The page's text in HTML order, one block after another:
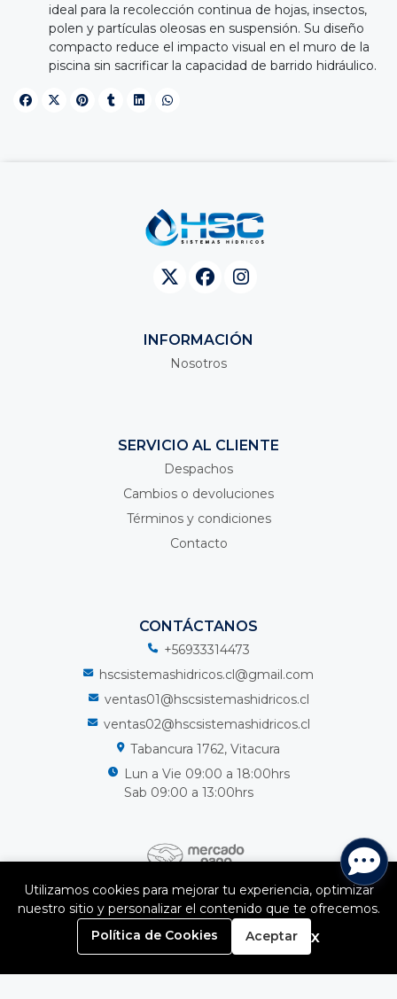
ideal para la recolección continua de hojas, insectos,
polen y partículas oleosas en suspensión. Su diseño
compacto reduce el impacto visual en el muro de la
piscina sin sacrificar la capacidad de barrido hidráulico.
INFORMACIÓN
Nosotros
SERVICIO AL CLIENTE
Despachos
Cambios o devoluciones
Términos y condiciones
Contacto
CONTÁCTANOS
+56933314473
hscsistemashidricos.cl@gmail.com
ventas01@hscsistemashidricos.cl
ventas02@hscsistemashidricos.cl
Tabancura 1762, Vitacura
Lun a Vie 09:00 a 18:00hrs
Sab 09:00 a 13:00hrs
HSC Sistemas Hidricos Spa © 2026
¿Te gusta mi tienda? Yo vendo conBsale
0
Utilizamos cookies para mejorar tu experiencia, optimizar
nuestro sitio y personalizar el contenido que te ofrecemos.
Política de Cookies
Aceptar x